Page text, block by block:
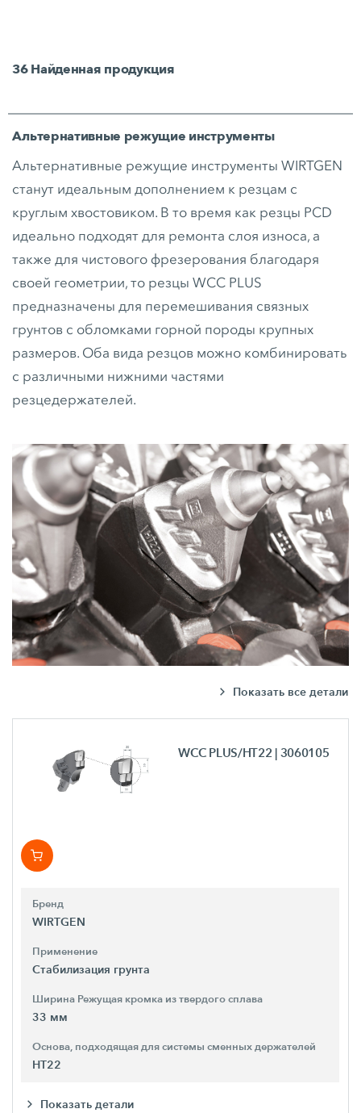
36 Найденная продукция
Альтернативные режущие инструменты
Альтернативные режущие инструменты WIRTGEN
станут идеальным дополнением к резцам с
круглым хвостовиком. В то время как резцы PCD
идеально подходят для ремонта слоя износа, а
также для чистового фрезерования благодаря
своей геометрии, то резцы WCC PLUS
предназначены для перемешивания связных
грунтов с обломками горной породы крупных
размеров. Оба вида резцов можно комбинировать
с различными нижними частями
резцедержателей.
Показать все детали
WCC PLUS/HT22 | 3060105
Бренд
WIRTGEN
Применение
Стабилизация грунта
Ширина Режущая кромка из твердого сплава
33 мм
Основа, подходящая для системы сменных держателей
HT22
Показать детали